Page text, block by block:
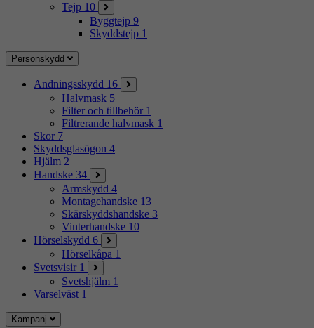
Tejp 10
Byggtejp 9
Skyddstejp 1
Personskydd
Andningsskydd 16
Halvmask 5
Filter och tillbehör 1
Filtrerande halvmask 1
Skor 7
Skyddsglasögon 4
Hjälm 2
Handske 34
Armskydd 4
Montagehandske 13
Skärskyddshandske 3
Vinterhandske 10
Hörselskydd 6
Hörselkåpa 1
Svetsvisir 1
Svetshjälm 1
Varselväst 1
Kampanj